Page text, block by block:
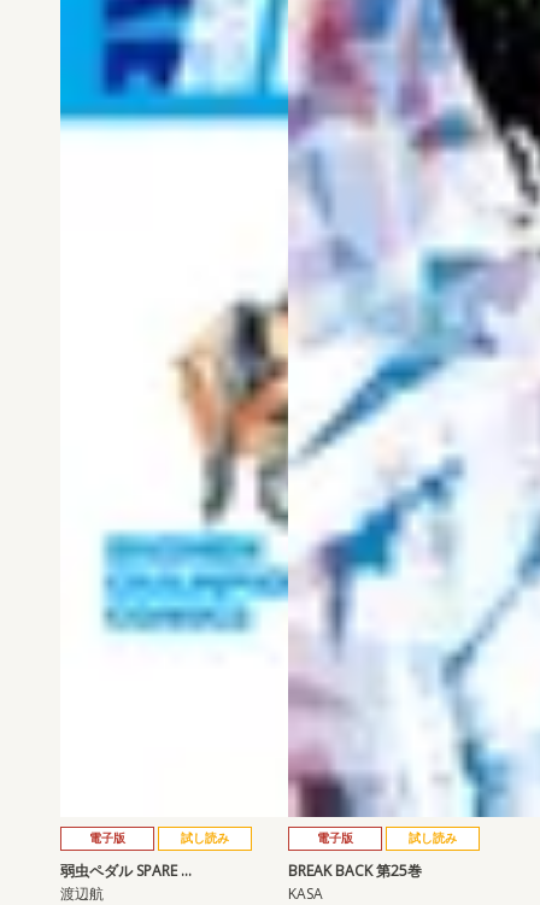
電子版 試し読み
弱虫ペダル SPARE …
渡辺航
電子版 試し読み
BREAK BACK 第25巻
KASA